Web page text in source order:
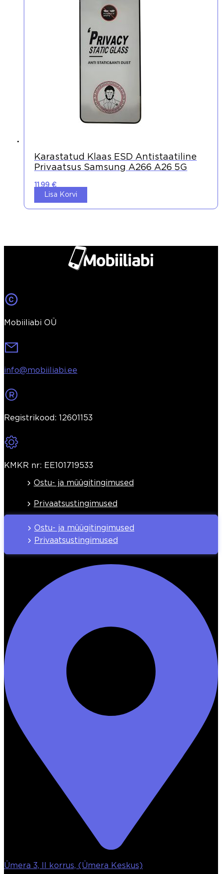
Karastatud Klaas ESD Antistaatiline
Privaatsus Samsung A266 A26 5G
11,99 €
Lisa Korvi
Mobiiliabi OÜ
info@mobiiliabi.ee
Registrikood: 12601153
KMKR nr: EE101719533
Ostu- ja müügitingimused
Privaatsustingimused
Ostu- ja müügitingimused
Privaatsustingimused
Ümera 3, II korrus, (Ümera Keskus)